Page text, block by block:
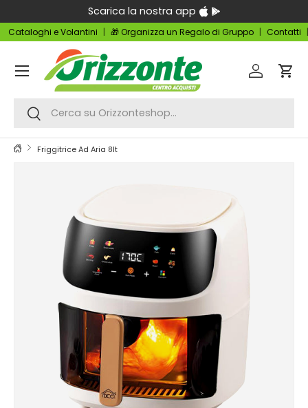
Passa ai contenuti
Scarica la nostra app
Cataloghi e Volantini 🎁 Organizza un Regalo di Gruppo Contatti
Cerca
Cerca
Accedi
Menu
Friggitrice Ad Aria 8lt